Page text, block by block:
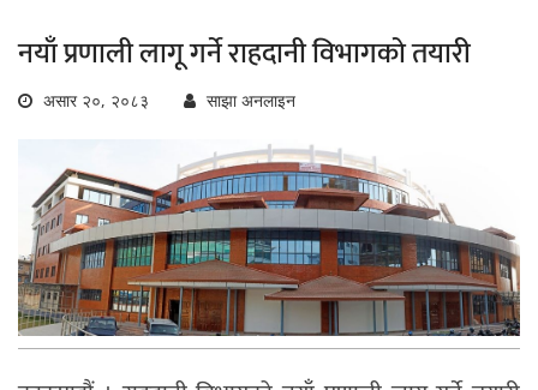
नयाँ प्रणाली लागू गर्ने राहदानी विभागको तयारी
असार २०, २०८३ साझा अनलाइन